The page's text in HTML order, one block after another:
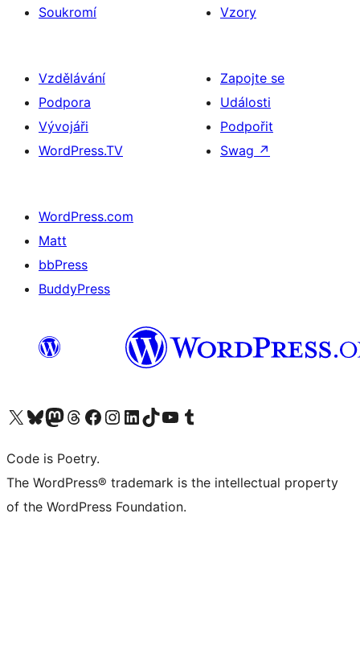
Soukromí
Vzory
Vzdělávání
Podpora
Vývojáři
WordPress.TV
Zapojte se
Události
Podpořit
Swag ↗
WordPress.com
Matt
bbPress
BuddyPress
Navštivte náš účet na X (dříve Twitter)
Navštivte náš Bluesky účetNavštivte náš účet Mastodon
Navštivte náš Threads účetNavštivte naši stránku na Facebooku
Navštivte náš Instagram účetNavštivte náš LinkedIn účetNavštivte náš TikTok účetNavštivte náš YouTube kanálNavštivte náš Tumblr účet
Code is Poetry.
The WordPress® trademark is the intellectual property
of the WordPress Foundation.